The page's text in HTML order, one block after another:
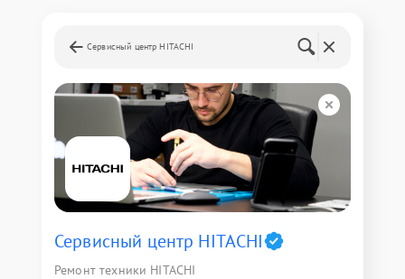
Сервисный центр HITACHI
Сервисный центр HITACHI
Ремонт техники HITACHI